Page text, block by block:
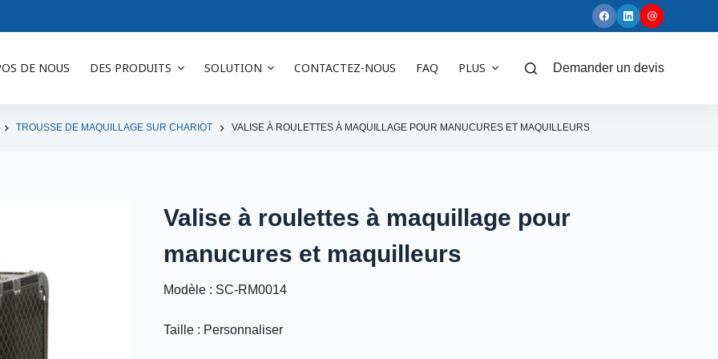
DE NOUS DES PRODUITS SOLUTION CONTACTEZ-NOUS FAQ PLUS Demander un devis
TROUSSE DE MAQUILLAGE SUR CHARIOT VALISE À ROULETTES À MAQUILLAGE POUR MANUCURES ET MAQUILLEURS
Valise à roulettes à maquillage pour
manucures et maquilleurs
Modèle : SC-RM0014
Taille : Personnaliser